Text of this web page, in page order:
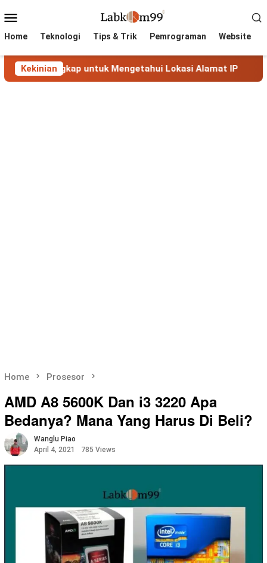
to
Menu
Home Teknologi Tips & Trik Pemrograman Website
Kekinian
untuk Mengetahui Lokasi Alamat IP MaxMind
Home Prosesor
AMD A8 5600K Dan i3 3220 Apa
Bedanya? Mana Yang Harus Di Beli?
Wanglu Piao
April 4, 2021
785 Views